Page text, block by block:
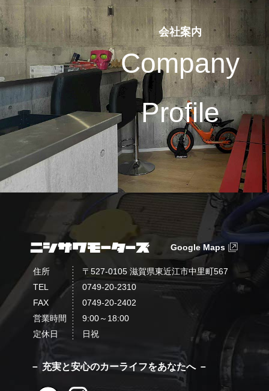
会社案内
Company
Profile
Google Maps
住所
〒527-0105 滋賀県東近江市中里町567
TEL
0749-20-2310
FAX
0749-20-2402
営業時間
9:00～18:00
定休日
日祝
－ 充実と安心のカーライフをあなたへ －